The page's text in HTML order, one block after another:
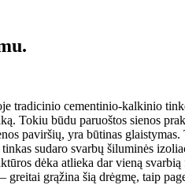
tradicinio cementinio-kalkinio
Tokiu būdu paruoštos sienos
paviršių, yra būtinas
sudaro svarbų šiluminės
dėka atlieka dar vieną
grąžina šią drėgmę, taip